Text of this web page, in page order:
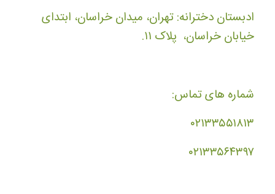
ادبستان دخترانه: تهران، میدان خراسان، ابتدای
خیابان خراسان، پلاک ۱۱.
شماره های تماس:
۰۲۱۳۳۵۵۱۸۱۳
۰۲۱۳۳۵۶۴۳۹۷